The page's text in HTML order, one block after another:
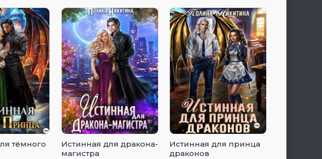
тёмного
Истинная для дракона-
магистра
Истинная для принца
драконов